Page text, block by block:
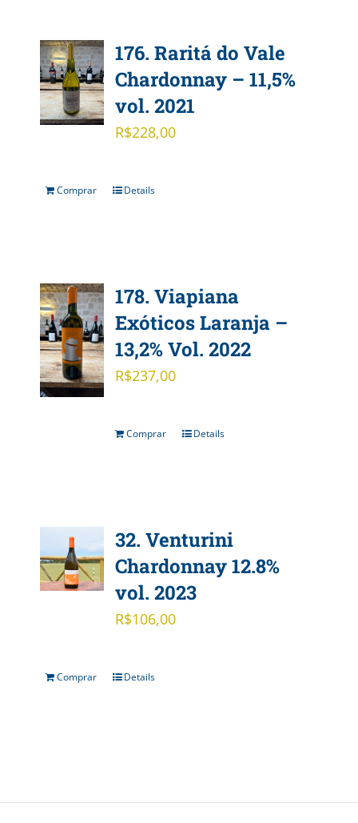
176. Raritá do Vale
Chardonnay – 11,5%
vol. 2021
R$228,00
Comprar Details
178. Viapiana
Exóticos Laranja –
13,2% Vol. 2022
R$237,00
Comprar Details
32. Venturini
Chardonnay 12.8%
vol. 2023
R$106,00
Comprar Details